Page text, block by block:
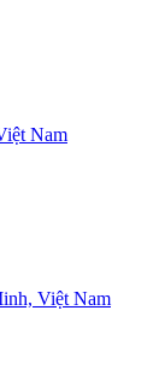
Nam
Việt Nam